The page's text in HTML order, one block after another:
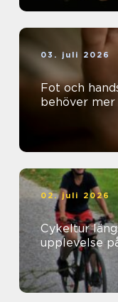
03. juli 2026
Fot och
behöver
02. juli 2026
Cykeltur längs
upplevelse